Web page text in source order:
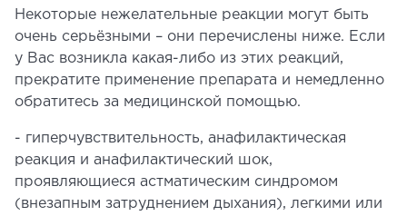
Некоторые нежелательные реакции могут быть
очень серьёзными – они перечислены ниже. Если
у Вас возникла какая-либо из этих реакций,
прекратите применение препарата и немедленно
обратитесь за медицинской помощью.
- гиперчувствительность, анафилактическая
реакция и анафилактический шок,
проявляющиеся астматическим синдромом
(внезапным затруднением дыхания), легкими или